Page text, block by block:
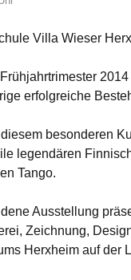
Villa Wieser
erfolgreiche
besonderen
legendären
Tango.
Ausstellung
Zeichnung,
Herxheim auf